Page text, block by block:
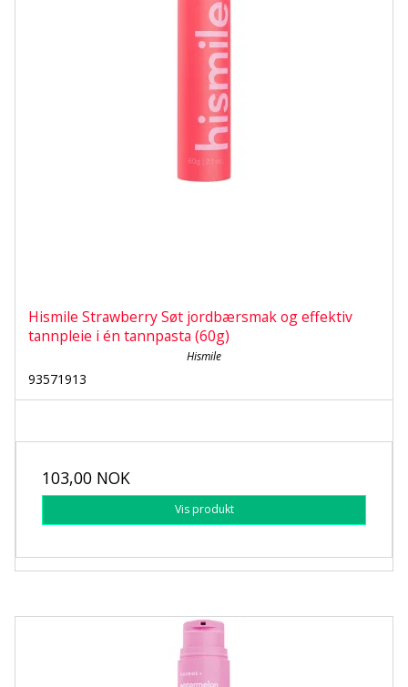
Hismile Strawberry Søt jordbærsmak og effektiv
tannpleie i én tannpasta (60g)
Hismile
93571913
103,00 NOK
Vis produkt